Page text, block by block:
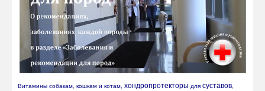
Витамины собакам, кошкам и котам, хондропротекторы для суставов